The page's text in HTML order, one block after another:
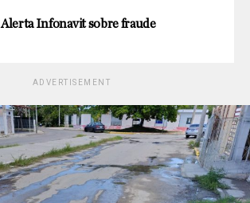
Alerta Infonavit sobre fraude
ADVERTISEMENT